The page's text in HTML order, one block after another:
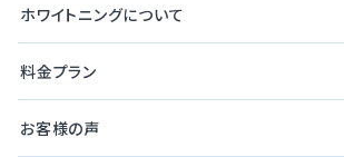
ホワイトニングについて
料金プラン
お客様の声